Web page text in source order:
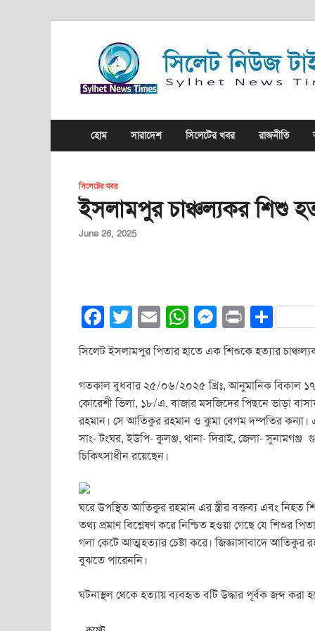
হোম সারাদেশ সিলেটের খবর রাজনীতি
সিলেটের খবর
ইসলামপুর চাঞ্চল্যকর শিশু
June 26, 2025
F
a
c
e
b
o
o
T
wi
tt
er
E
m
ail
W
h
at
s
A
p
p
M
e
ss
e
n
g
er
Pr
t
S
h
ar
e
সিলেট ইসলামপুর পিতার হাতে এক শিশুকে হত্যার
গতকাল বুধবার ২৫/০৬/২০২৫ খ্রিঃ, আনুমানিক বিকাল
কোরেশী ভিলা, ১৮/এ, বাজার মসজিদের পিছনে ভাড়া
রহমান। সে আতিকুর রহমান ও ঝুমা বেগম দম্পতির
সাং- টংঘর, ইউপি- কুলঞ্জ, থানা- দিরাই, জেলা-
চিকিৎসাধীন রয়েছেন।
ঘরে উপস্থিত আতিকুর রহমান এর স্ত্রীর বক্তব্য এবং নিহত
তথ্য প্রমাণ বিশ্লেষণ করে নিশ্চিত হ‌ওয়া গেছে যে শিশুর
গলা কেটে আত্মহত্যার চেষ্টা করে। জিজ্ঞাসাবাদে আতিকুর
বুঝতে পারেননি।
ঘটনাস্থল থেকে হত্যায় ব্যবহৃত বটি উদ্ধার পূর্বক জব্দ করা